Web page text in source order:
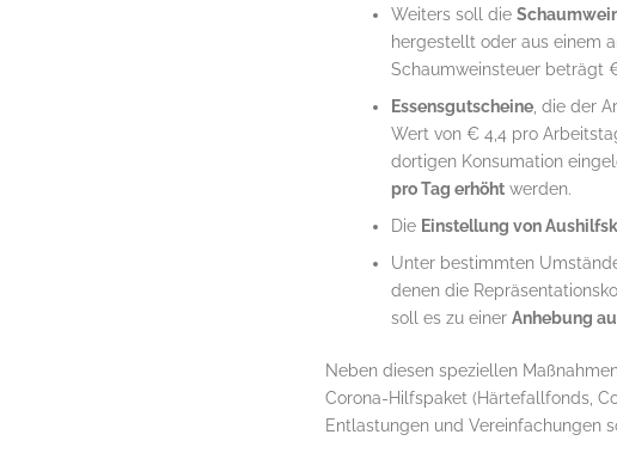
Weiters soll die
hergestellt oder aus einem
Schaumweinsteuer beträgt
Essensgutscheine , die der
Wert von € 4,4 pro
dortigen Konsumation
pro Tag erhöht werden.
Die Einstellung von
Unter bestimmten
denen die
soll es zu einer Anhebung
Neben diesen speziellen
Corona-Hilfspaket (Härtefallfonds,
Entlastungen und Vereinfachungen